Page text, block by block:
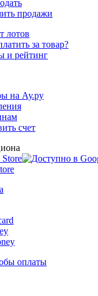
продажи
лотов
за товар?
и рейтинг
на Ау.ру
счет
оплаты